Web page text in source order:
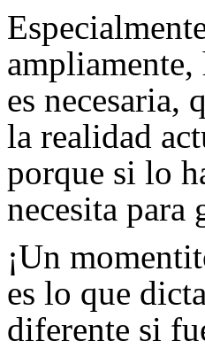
ampliamente,
es necesaria,
la realidad
porque si lo
necesita para
¡Un
es lo que
diferente si